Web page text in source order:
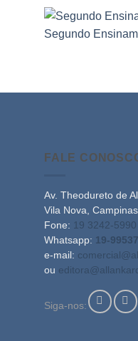
Segundo
FALE
Av. Theodureto de
Vila Nova,
Fone: 19 3242-5990
Whatsapp: 19-
e-mail:
ou
Siga-nos: